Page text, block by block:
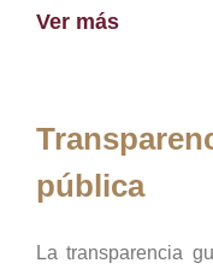
Ver más
pública
La transparencia